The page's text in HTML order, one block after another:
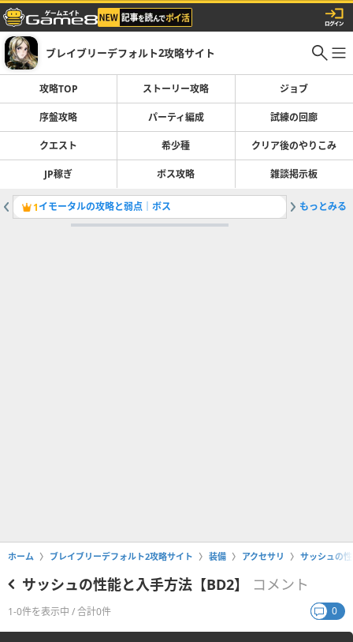
ブレイブリーデフォルト2攻略サイト
攻略TOP ストーリー攻略 ジョブ
序盤攻略 パーティ編成 試練の回廊
クエスト 希少種 クリア後のやりこみ
JP稼ぎ ボス攻略 雑談掲示板
1イモータルの攻略と弱点｜ボス 2クリア
もっとみる
ホーム ブレイブリーデフォルト2攻略サイト 装備 アクセサリ サッシュの
サッシュの性能と入手方法【BD2】 コメント
1-0件を表示中 / 合計0件 0